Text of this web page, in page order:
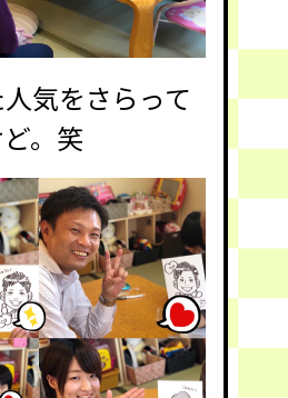
気をさらって
。笑